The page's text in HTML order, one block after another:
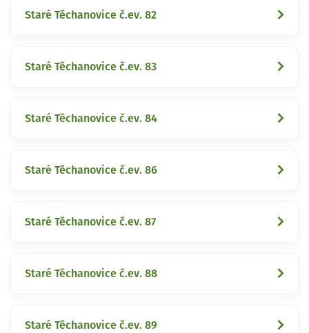
Staré Těchanovice č.ev. 82
Staré Těchanovice č.ev. 83
Staré Těchanovice č.ev. 84
Staré Těchanovice č.ev. 86
Staré Těchanovice č.ev. 87
Staré Těchanovice č.ev. 88
Staré Těchanovice č.ev. 89